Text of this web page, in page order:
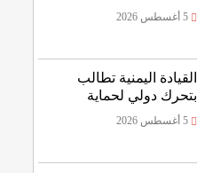
5 أغسطس 2026
القيادة اليمنية تطالب
بتحرك دولي لحماية
الملاحة5 أغسطس 2026